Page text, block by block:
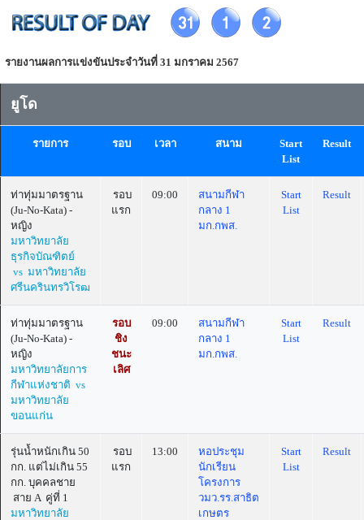
รายงานผลการแข่งขันประจำวันที่ 31 มกราคม 2567
ยูโด
รายการ รอบ เวลา สนาม
Start
List
Result
ท่าทุ่มมาตรฐาน
(Ju-No-Kata) -
หญิง
มหาวิทยาลัย
ธุรกิจบัณฑิตย์
vs มหาวิทยาลัย
ศรีนครินทรวิโรฒ
รอบ
แรก
09:00
สนามกีฬา
กลาง 1
มก.กพส.
Start
List
Result
ท่าทุ่มมาตรฐาน
(Ju-No-Kata) -
หญิง
มหาวิทยาลัยการ
กีฬาแห่งชาติ vs
มหาวิทยาลัย
ขอนแก่น
รอบ
ชิง
ชนะ
เลิศ
09:00
สนามกีฬา
กลาง 1
มก.กพส.
Start
List
Result
รุ่นน้ำหนักเกิน 50
กก. แต่ไม่เกิน 55
กก. บุคคลชาย
สาย A คู่ที่ 1
มหาวิทยาลัย
รอบ
แรก
13:00
หอประชุม
นักเรียน
โครงการ
วมว.รร.สาธิต
เกษตร
Start
List
Result